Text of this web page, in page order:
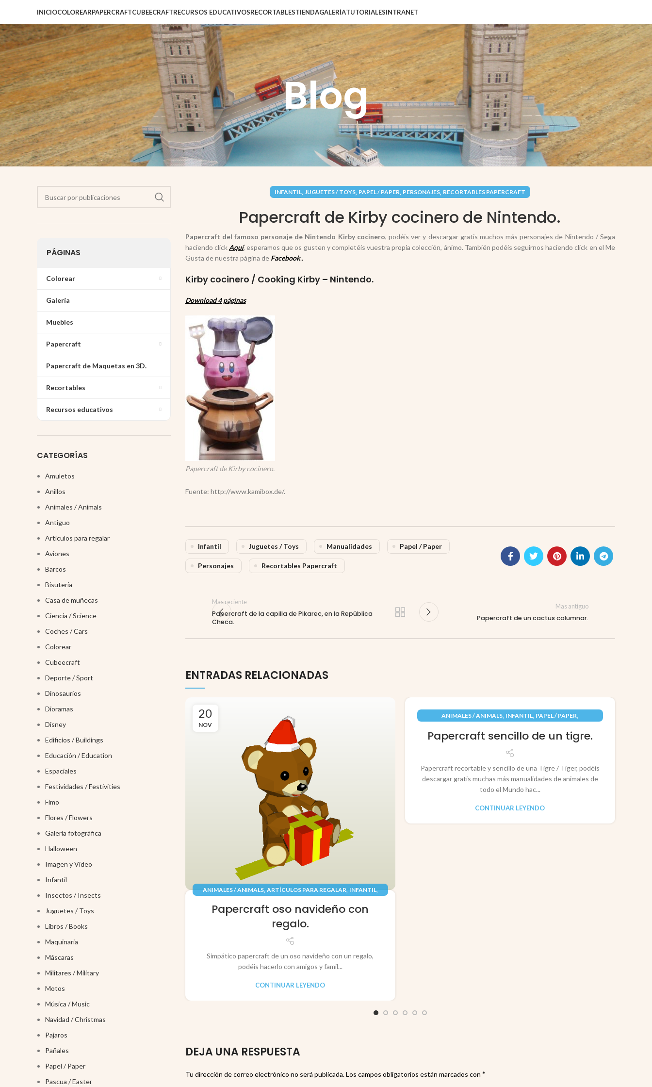
INICIOCOLOREARPAPERCRAFTCUBEECRAFTRECURSOS EDUCATIVOSRECORTABLESTIENDAGALERÍATUTORIALESINTRANET
Blog
INFANTIL,JUGUETES / TOYS, PAPEL / PAPER, PERSONAJES, RECORTABLES PAPERCRAFT
Papercraft de Kirby cocinero de Nintendo.
Papercraft del famoso personaje de Nintendo Kirby cocinero, podéis ver y descargar gratis muchos más personajes de Nintendo / Sega
haciendo click Aquí, esperamos que os gusten y completéis vuestra propia colección, ánimo. También podéis seguirnos haciendo click en el Me
Gusta de nuestra página de Facebook..
Kirby cocinero / Cooking Kirby – Nintendo.
Download 4 páginas
Papercraft de Kirby cocinero.
Fuente: http://www.kamibox.de/.
Infantil Juguetes / Toys Manualidades Papel / Paper
Personajes Recortables Papercraft
Mas reciente
Papercraft de la capilla de Pikarec, en la República
Checa.
Mas antiguo
Papercraft de un cactus columnar.
ENTRADAS RELACIONADAS
20
NOV
ANIMALES / ANIMALS, ARTÍCULOS PARA REGALAR, INFANTIL,
Papercraft oso navideño con
regalo.
Simpático papercraft de un oso navideño con un regalo,
podéis hacerlo con amigos y famil...
CONTINUAR LEYENDO
ANIMALES / ANIMALS, INFANTIL, PAPEL / PAPER,
Papercraft sencillo de un tigre.
Papercraft recortable y sencillo de una Tigre / Tiger, podéis
descargar gratis muchas más manualidades de animales de
todo el Mundo hac...
CONTINUAR LEYENDO
DEJA UNA RESPUESTA
Tu dirección de correo electrónico no será publicada. Los campos obligatorios están marcados con *
PÁGINAS
Colorear
Galería
Muebles
Papercraft
Papercraft de Maquetas en 3D.
Recortables
Recursos educativos
CATEGORÍAS
Amuletos
Anillos
Animales / Animals
Antiguo
Artículos para regalar
Aviones
Barcos
Bisutería
Casa de muñecas
Ciencia / Science
Coches / Cars
Colorear
Cubeecraft
Deporte / Sport
Dinosaurios
Dioramas
Disney
Edificios / Buildings
Educación / Education
Espaciales
Festividades / Festivities
Fimo
Flores / Flowers
Galería fotográfica
Halloween
Imagen y Video
Infantil
Insectos / Insects
Juguetes / Toys
Libros / Books
Maquinaria
Máscaras
Militares / Military
Motos
Música / Music
Navidad / Christmas
Pajaros
Pañales
Papel / Paper
Pascua / Easter